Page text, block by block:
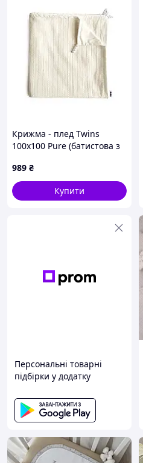
Крижма - плед Twins
100x100 Pure (батистова з
989 ₴
Купити
Персональні товарні
підбірки у додатку